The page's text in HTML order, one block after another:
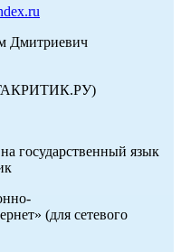
Дмитриевич
государственный язык
(для сетевого